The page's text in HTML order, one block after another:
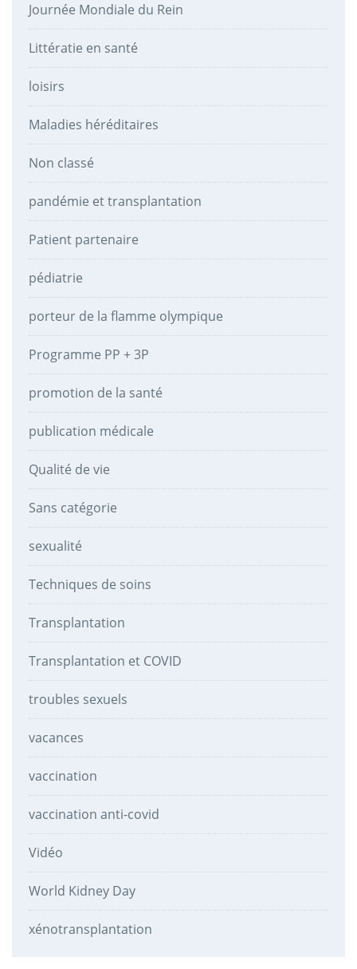
Journée Mondiale du Rein
Littératie en santé
loisirs
Maladies héréditaires
Non classé
pandémie et transplantation
Patient partenaire
pédiatrie
porteur de la flamme olympique
Programme PP + 3P
promotion de la santé
publication médicale
Qualité de vie
Sans catégorie
sexualité
Techniques de soins
Transplantation
Transplantation et COVID
troubles sexuels
vacances
vaccination
vaccination anti-covid
Vidéo
World Kidney Day
xénotransplantation